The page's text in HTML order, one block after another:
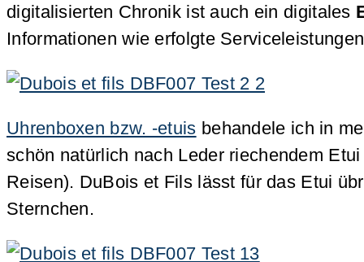
digitalisierten Chronik ist auch ein digitales
Informationen wie erfolgte
Uhrenboxen bzw. -etuis behandele ich in
schön natürlich nach Leder riechendem
Reisen). DuBois et Fils lässt für das Etui
Sternchen.